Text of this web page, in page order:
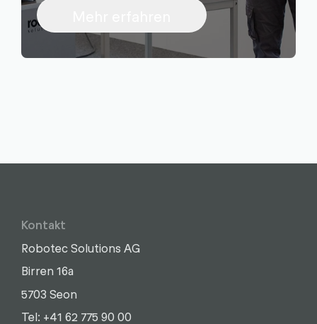
Kontakt
Robotec Solutions AG
Birren 16a
5703 Seon
Tel: +41 62 775 90 00
Kopieren
Anrufen Kopieren